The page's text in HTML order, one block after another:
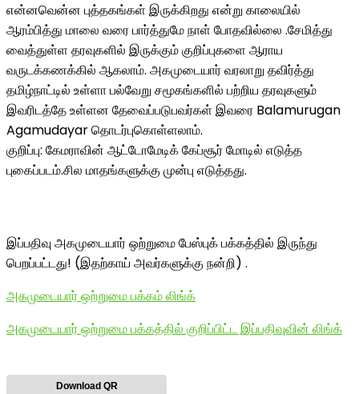
என்னவென்ன புத்தகங்கள் இருக்கிறது என்று காலையில்
ஆரம்பித்து மாலை வரை பார்த்துமே நாள் போதவில்லை .சேமித்து
வைத்துள்ள தரவுகளில் இருக்கும் குறிப்புகளை ஆராய
வருடக்கணக்கில் ஆகலாம். அகமுடையார் வரலாறு தவிர்த்து
தமிழ்நாட்டில் உள்ளா பல்வேறு சமூகங்களில் பற்றிய தரவுகளும்
இவரிடத்தே உள்ளன தேவைப்படுபவர்கள் இவரை Balamurugan
Agamudayar தொடர்புகொள்ளலாம்.
குறிப்பு: கேமராவின் ஆட்டோமேடிக் கேப்சூர் மோடில் எடுத்த
புகைப்படம்.சில மாதங்களுக்கு முன்பு எடுத்தது.
இப்பதிவு அகமுடையார் ஒற்றுமை பேஸ்புக் பக்கத்தில் இருந்து
பெறப்பட்டது! (இதற்காய் அவர்களுக்கு நன்றி) .
அகமுடையார் ஒற்றுமை பக்கம் லிங்க்
அகமுடையார் ஒற்றுமை பக்கத்தில் குறிப்பிட்ட இப்பதிவுவின் லிங்க்
Download QR